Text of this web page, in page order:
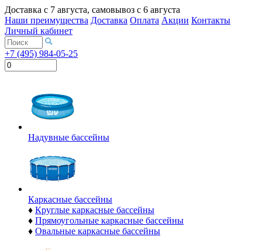
Доставка с 7 августа, самовывоз с 6 августа
Наши преимущества Доставка Оплата Акции Контакты
Личный кабинет
+7 (495) 984-05-25
Надувные бассейны
Каркасные бассейны
♦ Круглые каркасные бассейны
♦ Прямоугольные каркасные бассейны
♦ Овальные каркасные бассейны